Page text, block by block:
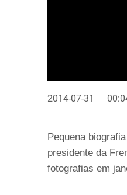
2014-07-31
Pequena
presidente da
fotografias em